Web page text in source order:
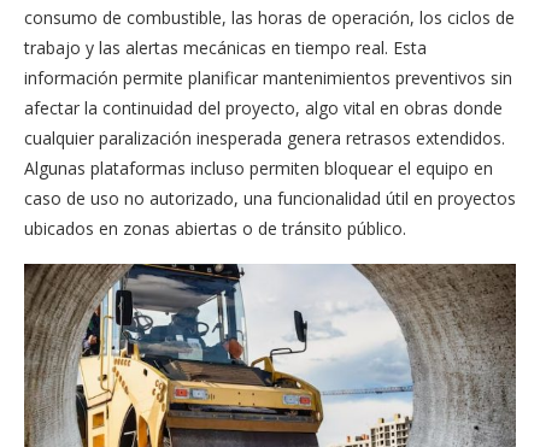
consumo de combustible, las horas de operación, los ciclos de
trabajo y las alertas mecánicas en tiempo real. Esta
información permite planificar mantenimientos preventivos sin
afectar la continuidad del proyecto, algo vital en obras donde
cualquier paralización inesperada genera retrasos extendidos.
Algunas plataformas incluso permiten bloquear el equipo en
caso de uso no autorizado, una funcionalidad útil en proyectos
ubicados en zonas abiertas o de tránsito público.